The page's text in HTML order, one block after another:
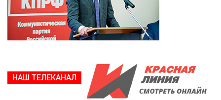
НАШ ТЕЛЕКАНАЛ